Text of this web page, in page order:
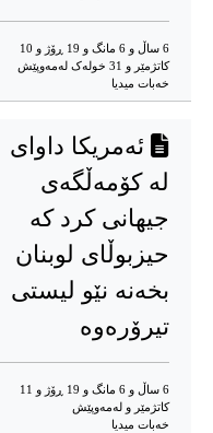
6 ساڵ و 6 مانگ و 19 ڕۆژ و 10
کاتژمێر و 31 خوله‌ک له‌مه‌وپێش‌
خه‌بات میدیا
ئەمریکا داواى
لە کۆمەڵگەى
جیهانى کرد کە
حیزبوڵاى لوبنان
بخەنە نێو لیستى
تیرۆرەوە
6 ساڵ و 6 مانگ و 19 ڕۆژ و 11
کاتژمێر و له‌مه‌وپێش‌
خه‌بات میدیا